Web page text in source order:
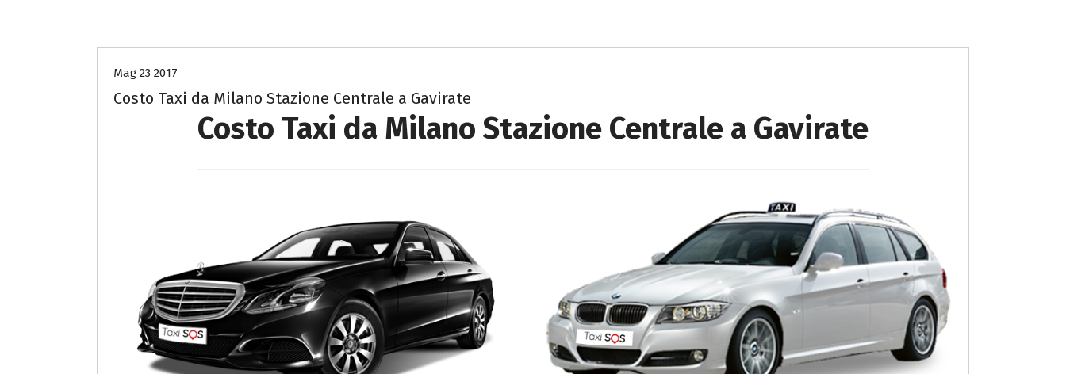
Mag 23 2017
Costo Taxi da Milano Stazione Centrale a Gavirate
Costo Taxi da Milano Stazione Centrale a Gavirate